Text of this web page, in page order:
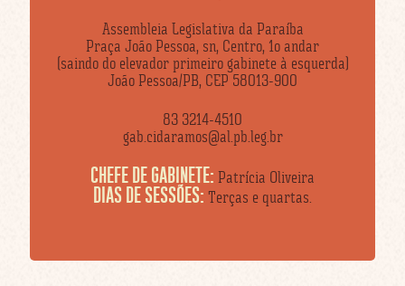
Assembleia Legislativa da Paraíba
Praça João Pessoa, sn, Centro, 1o andar
(saindo do elevador primeiro gabinete à esquerda)
João Pessoa/PB, CEP 58013-900
83 3214-4510
gab.cidaramos@al.pb.leg.br
CHEFE DE GABINETE: Patrícia Oliveira
DIAS DE SESSÕES: Terças e quartas.